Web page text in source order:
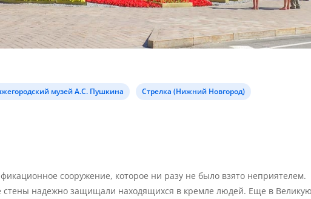
музей А.С. Пушкина Стрелка (Нижний Новгород)
сооружение, которое ни разу не было взято неприятелем.
стены надежно защищали находящихся в кремле людей. Еще в Великую